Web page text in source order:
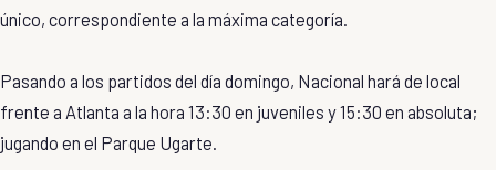
único, correspondiente a la máxima categoría.
Pasando a los partidos del día domingo, Nacional hará de local
frente a Atlanta a la hora 13:30 en juveniles y 15:30 en absoluta;
jugando en el Parque Ugarte.